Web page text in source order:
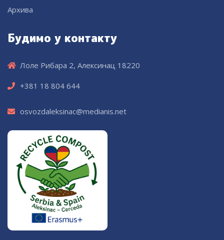
Архива
Будимо у контакту
Лоле Рибара 2, Алексинац 18220
+381 18 804 644
osvozdaleksinac@medianis.net